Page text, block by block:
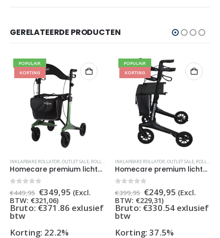
GERELATEERDE PRODUCTEN
POPULAIR
KORTING
INKLAPBARE ROLLATOR,OUTLET SALE, ROLLATORS
Homecare premium lichtgewicht 5,4 kg – carbon rollator – 150 kg draaggewicht – Opvouwbaar – Groen – incl stokhouder
out of 5
€449,95 Oorspronkelijke
prijs
was:
€349,95Huidige
prijs
is:
(Excl.
BTW: €321,06)
Bruto: €371.86 exlusief
btw
Korting: 22.2%
POPULAIR
KORTING
INKLAPBARE ROLLATOR,OUTLET SALE, ROLLATORS
Homecare premium lichtgewicht 5,4 kg – carbon rollator – 150 kg draaggewicht – Opvouwbaar – zwart
out of 5
€399,95 Oorspronkelijke
prijs
was:
€249,95Huidige
prijs
is:
(Excl.
BTW: €229,31)
Bruto: €330.54 exlusief
btw
Korting: 37.5%